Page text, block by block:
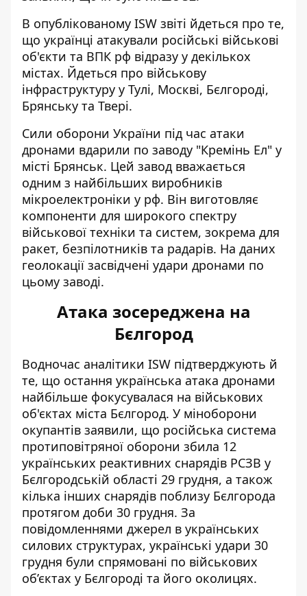
В опублікованому ISW звіті йдеться про те,
що українці атакували російські військові
об'єкти та ВПК рф відразу у декількох
містах. Йдеться про військову
інфраструктуру у Тулі, Москві, Бєлгороді,
Брянську та Твері.
Сили оборони України під час атаки
дронами вдарили по заводу "Кремінь Ел" у
місті Брянськ. Цей завод вважається
одним з найбільших виробників
мікроелектроніки у рф. Він виготовляє
компоненти для широкого спектру
військової техніки та систем, зокрема для
ракет, безпілотників та радарів. На даних
геолокації засвідчені удари дронами по
цьому заводі.
Атака зосереджена на
Бєлгород
Водночас аналітики ISW підтверджують й
те, що остання українська атака дронами
найбільше фокусувалася на військових
об'єктах міста Бєлгород. У міноборони
окупантів заявили, що російська система
протиповітряної оборони збила 12
українських реактивних снарядів РСЗВ у
Бєлгородській області 29 грудня, а також
кілька інших снарядів поблизу Бєлгорода
протягом доби 30 грудня. За
повідомленнями джерел в українських
силових структурах, українські удари 30
грудня були спрямовані по військових
об’єктах у Бєлгороді та його околицях.